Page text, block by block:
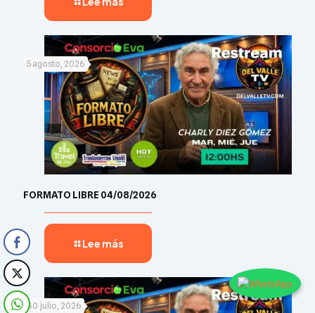
5 agosto, 2026
FORMATO LIBRE 04/08/2026
Lee más
30 julio, 2026